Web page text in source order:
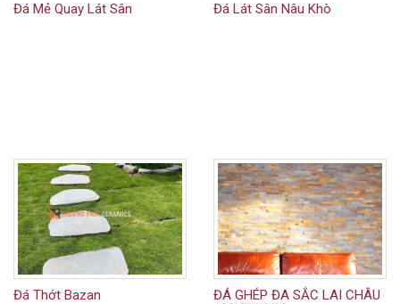
Đá Mẻ Quay Lát Sân Đá Lát Sân Nâu Khò
Đá Thớt Bazan
ĐÁ GHÉP ĐA SẮC LAI CHÂU